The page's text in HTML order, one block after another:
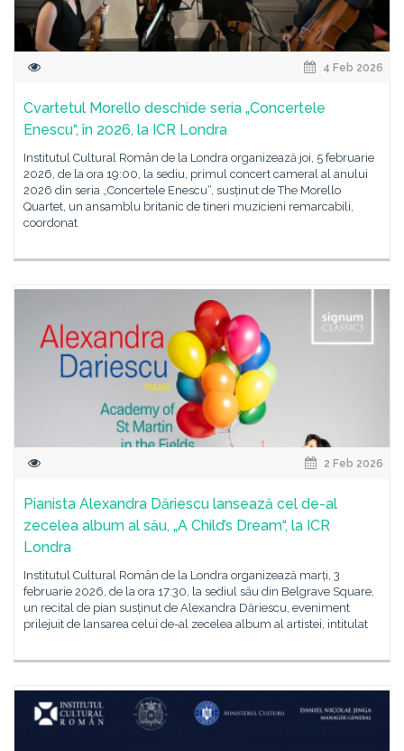
4 Feb 2026
Cvartetul Morello deschide seria „Concertele
Enescu“, în 2026, la ICR Londra
Institutul Cultural Român de la Londra organizează joi, 5 februarie
2026, de la ora 19:00, la sediu, primul concert cameral al anului
2026 din seria „Concertele Enescu“, susținut de The Morello
Quartet, un ansamblu britanic de tineri muzicieni remarcabili,
coordonat
2 Feb 2026
Pianista Alexandra Dăriescu lansează cel de-al
zecelea album al său, „A Child’s Dream“, la ICR
Londra
Institutul Cultural Român de la Londra organizează marți, 3
februarie 2026, de la ora 17:30, la sediul său din Belgrave Square,
un recital de pian susținut de Alexandra Dăriescu, eveniment
prilejuit de lansarea celui de-al zecelea album al artistei, intitulat